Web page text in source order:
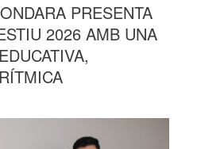
PRESENTA
2026 AMB UNA